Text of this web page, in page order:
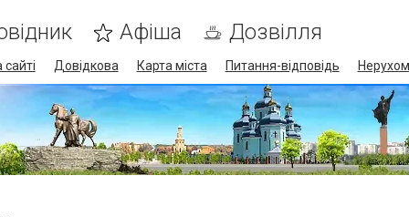
Афіша Дозвілля
Довідкова Карта міста Питання-відповідь